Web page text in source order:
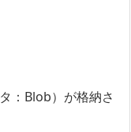
：Blob）が格納さ